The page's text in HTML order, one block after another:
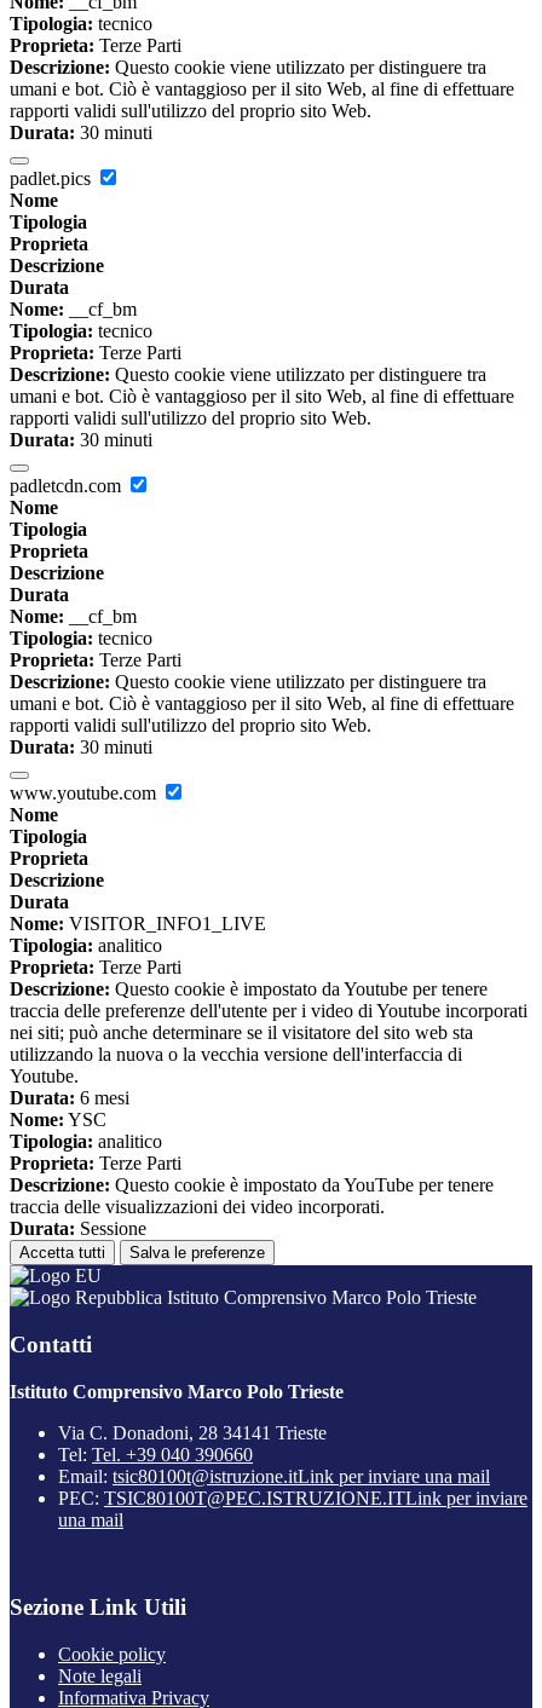
Tipologia: tecnico
Proprieta: Terze Parti
Descrizione: Questo cookie viene utilizzato per distinguere tra
umani e bot. Ciò è vantaggioso per il sito Web, al fine di effettuare
rapporti validi sull'utilizzo del proprio sito Web.
Durata: 30 minuti
padlet.pics
Nome
Tipologia
Proprieta
Descrizione
Durata
Nome: __cf_bm
Tipologia: tecnico
Proprieta: Terze Parti
Descrizione: Questo cookie viene utilizzato per distinguere tra
umani e bot. Ciò è vantaggioso per il sito Web, al fine di effettuare
rapporti validi sull'utilizzo del proprio sito Web.
Durata: 30 minuti
padletcdn.com
Nome
Tipologia
Proprieta
Descrizione
Durata
Nome: __cf_bm
Tipologia: tecnico
Proprieta: Terze Parti
Descrizione: Questo cookie viene utilizzato per distinguere tra
umani e bot. Ciò è vantaggioso per il sito Web, al fine di effettuare
rapporti validi sull'utilizzo del proprio sito Web.
Durata: 30 minuti
www.youtube.com
Nome
Tipologia
Proprieta
Descrizione
Durata
Nome: VISITOR_INFO1_LIVE
Tipologia: analitico
Proprieta: Terze Parti
Descrizione: Questo cookie è impostato da Youtube per tenere
traccia delle preferenze dell'utente per i video di Youtube incorporati
nei siti; può anche determinare se il visitatore del sito web sta
utilizzando la nuova o la vecchia versione dell'interfaccia di
Youtube.
Durata: 6 mesi
Nome: YSC
Tipologia: analitico
Proprieta: Terze Parti
Descrizione: Questo cookie è impostato da YouTube per tenere
traccia delle visualizzazioni dei video incorporati.
Durata: Sessione
Accetta tutti Salva le preferenze
Istituto Comprensivo Marco Polo Trieste
Contatti
Istituto Comprensivo Marco Polo Trieste
Via C. Donadoni, 28 34141 Trieste
Tel: Tel. +39 040 390660
Email: tsic80100t@istruzione.itLink per inviare una mail
PEC: TSIC80100T@PEC.ISTRUZIONE.ITLink per inviare
una mail
Sezione Link Utili
Cookie policy
Note legali
Informativa Privacy